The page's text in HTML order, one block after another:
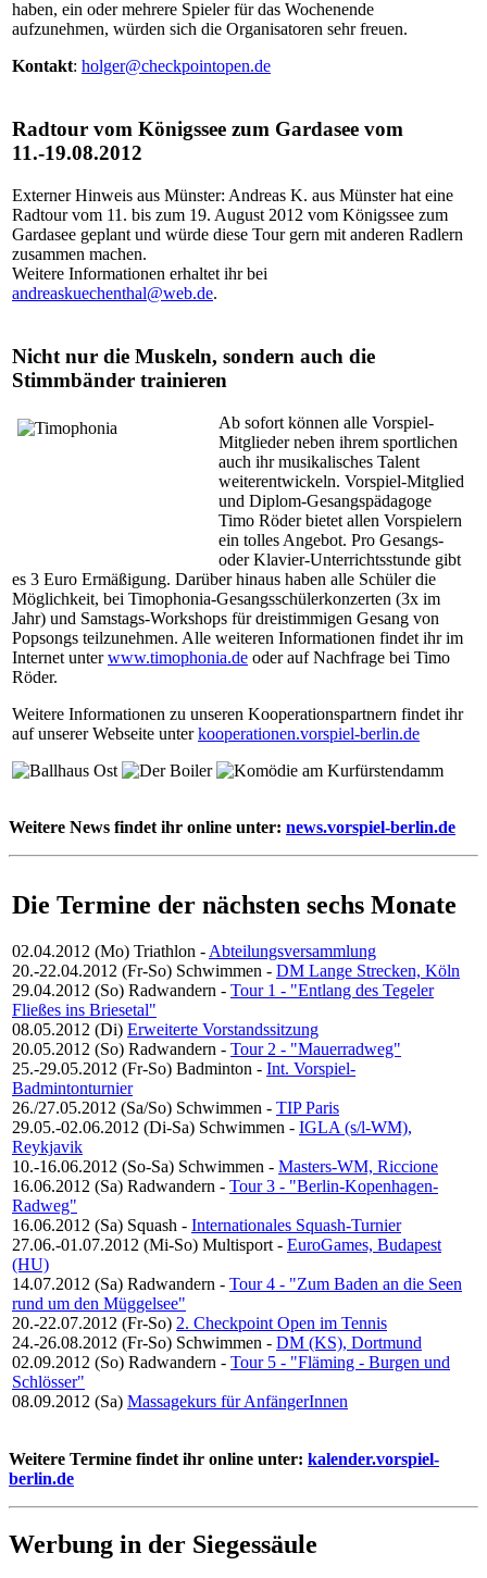
haben, ein oder mehrere Spieler für das Wochenende
aufzunehmen, würden sich die Organisatoren sehr freuen.
Kontakt: holger@checkpointopen.de
Radtour vom Königssee zum Gardasee vom
11.-19.08.2012
Externer Hinweis aus Münster: Andreas K. aus Münster hat eine
Radtour vom 11. bis zum 19. August 2012 vom Königssee zum
Gardasee geplant und würde diese Tour gern mit anderen Radlern
zusammen machen.
Weitere Informationen erhaltet ihr bei
andreaskuechenthal@web.de.
Nicht nur die Muskeln, sondern auch die
Stimmbänder trainieren
Ab sofort können alle Vorspiel-
Mitglieder neben ihrem sportlichen
auch ihr musikalisches Talent
weiterentwickeln. Vorspiel-Mitglied
und Diplom-Gesangspädagoge
Timo Röder bietet allen Vorspielern
ein tolles Angebot. Pro Gesangs-
oder Klavier-Unterrichtsstunde gibt
es 3 Euro Ermäßigung. Darüber hinaus haben alle Schüler die
Möglichkeit, bei Timophonia-Gesangsschülerkonzerten (3x im
Jahr) und Samstags-Workshops für dreistimmigen Gesang von
Popsongs teilzunehmen. Alle weiteren Informationen findet ihr im
Internet unterwww.timophonia.de oder auf Nachfrage bei Timo
Röder.
Weitere Informationen zu unseren Kooperationspartnern findet ihr
auf unserer Webseite unterkooperationen.vorspiel-berlin.de
Weitere News findet ihr online unter: news.vorspiel-berlin.de
Die Termine der nächsten sechs Monate
02.04.2012 (Mo) Triathlon - Abteilungsversammlung
20.-22.04.2012 (Fr-So) Schwimmen - DM Lange Strecken, Köln
29.04.2012 (So) Radwandern - Tour 1 - "Entlang des Tegeler
Fließes ins Briesetal"
08.05.2012 (Di) Erweiterte Vorstandssitzung
20.05.2012 (So) Radwandern - Tour 2 - "Mauerradweg"
25.-29.05.2012 (Fr-So) Badminton - Int. Vorspiel-
Badmintonturnier
26./27.05.2012 (Sa/So) Schwimmen - TIP Paris
29.05.-02.06.2012 (Di-Sa) Schwimmen - IGLA (s/l-WM),
Reykjavik
10.-16.06.2012 (So-Sa) Schwimmen - Masters-WM, Riccione
16.06.2012 (Sa) Radwandern - Tour 3 - "Berlin-Kopenhagen-
Radweg"
16.06.2012 (Sa) Squash - Internationales Squash-Turnier
27.06.-01.07.2012 (Mi-So) Multisport - EuroGames, Budapest
(HU)
14.07.2012 (Sa) Radwandern - Tour 4 - "Zum Baden an die Seen
rund um den Müggelsee"
20.-22.07.2012 (Fr-So) 2. Checkpoint Open im Tennis
24.-26.08.2012 (Fr-So) Schwimmen - DM (KS), Dortmund
02.09.2012 (So) Radwandern - Tour 5 - "Fläming - Burgen und
Schlösser"
08.09.2012 (Sa) Massagekurs für AnfängerInnen
Weitere Termine findet ihr online unter: kalender.vorspiel-
berlin.de
Werbung in der Siegessäule